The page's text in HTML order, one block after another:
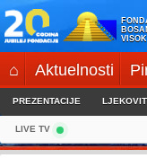
Skip
to
content
⌂ Aktuelnosti
PREZENTACIJE
LIVE TV